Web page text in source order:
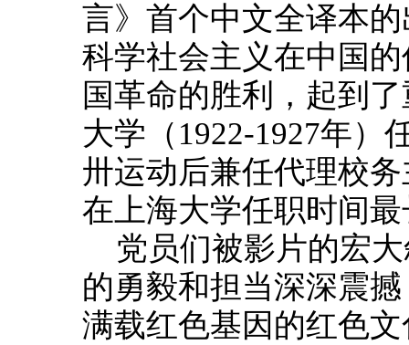
言》首个中文全译本
科学社会主义在中国
国革命的胜利，起到
大学（1922-1927年）
卅运动后兼任代理校
在上海大学任职时间
党员们被影片的宏
的勇毅和担当深深震
满载红色基因的红色